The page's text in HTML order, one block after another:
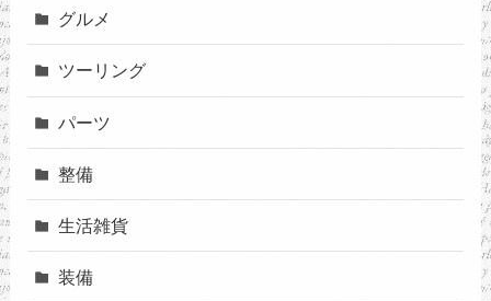
グルメ
ツーリング
パーツ
整備
生活雑貨
装備